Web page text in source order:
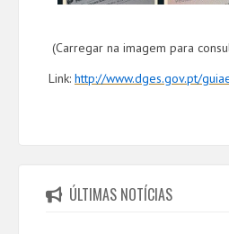
(Carregar na imagem para
Link: http://www.dges.gov.pt/
ÚLTIMAS NOTÍCIAS